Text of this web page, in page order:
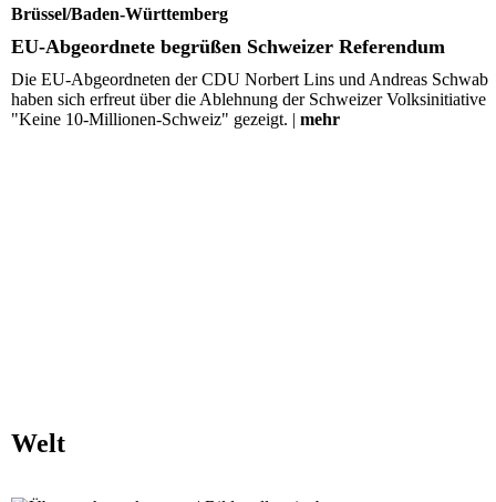
Brüssel/Baden-Württemberg
EU-Abgeordnete begrüßen Schweizer Referendum
Die EU-Abgeordneten der CDU Norbert Lins und Andreas Schwab
haben sich erfreut über die Ablehnung der Schweizer Volksinitiative
"Keine 10-Millionen-Schweiz" gezeigt. | mehr
Welt